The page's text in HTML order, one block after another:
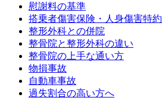
慰謝料の基準
搭乗者傷害保険・人身傷害特約
整形外科との併院
整骨院と整形外科の違い
整骨院の上手な通い方
物損事故
自動車事故
過失割合の高い方へ